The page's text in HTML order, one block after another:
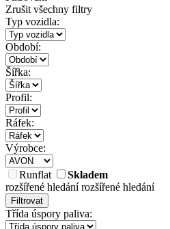
Zrušit všechny filtry
Typ vozidla:
Období:
Šířka:
Profil:
Ráfek:
Výrobce:
Runflat
Skladem
rozšířené hledánírozšířené hledání
Filtrovat
Třída úspory paliva: